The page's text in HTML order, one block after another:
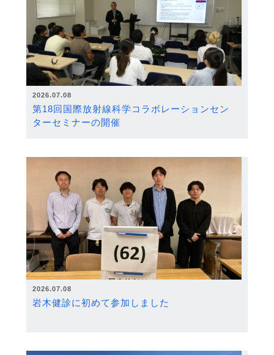
2026.07.08
第18回国際放射線科学コラボレーションセン
ターセミナーの開催
2026.07.08
岩木健診に初めて参加しました